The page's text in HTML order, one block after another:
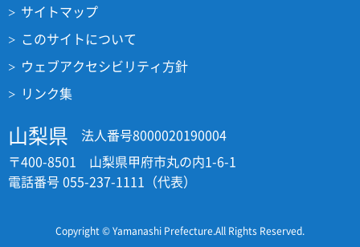
サイトマップ
このサイトについて
ウェブアクセシビリティ方針
リンク集
山梨県
法人番号8000020190004
〒400-8501 山梨県甲府市丸の内1-6-1
電話番号 055-237-1111（代表）
Copyright © Yamanashi Prefecture.All Rights Reserved.